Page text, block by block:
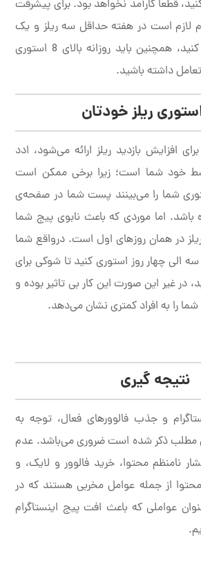
قطعا کارآمد نخواهد بود. برای پیشرفت
لازم است در هفته حداقل سه ریلز و یک
پست اسلایدی آپلود کنید، همچنین باید روزانه بالای 8 استوری
داشته باشید.
ریلز خودتان
افزایش بازدید ریلز ارائه می‌شود، ادد
خود شما است؛ زیرا برخی ممکن است
شما را می‌بینند پست شما در صفحه‌ی
باشد. اما موردی که باعث نابوی پیج شما
در همان روزهای اول است. درواقع شما
سه الی چهار روز استوری کنید تا شوکی برای
در غیر این صورت این کار بی تاثیر بوده و
شما را به افراد کمتری نشان می‌دهد.
نتیجه گیری
و جذب فالوورهای فعال، توجه به
مطلب ذکر شده است ضروری می‌باشد. عدم
نامنظم محتوا، خرید فالوور و لایک، و
از جمله عوامل مخربی هستند که در
عواملی که باعث افت پیج اینستاگرام